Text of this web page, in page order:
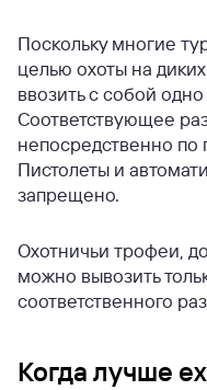
Поскольку многие
целью охоты на
ввозить с собой
Соответствующее
непосредственно по
Пистолеты и
запрещено.
Охотничьи трофеи,
можно вывозить
соответственного
Когда лучше